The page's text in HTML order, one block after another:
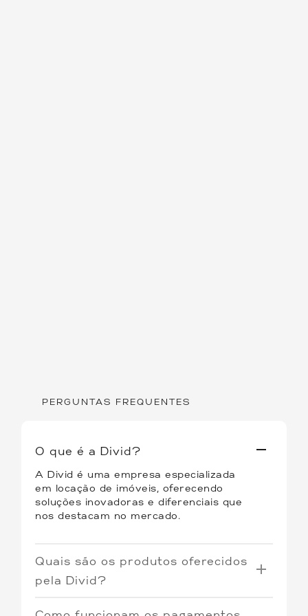
PERGUNTAS FREQUENTES
O que é a Divid?
A Divid é uma empresa especializada
em locação de imóveis, oferecendo
soluções inovadoras e diferenciais que
nos destacam no mercado.
Quais são os produtos oferecidos
pela Divid?